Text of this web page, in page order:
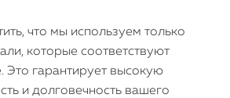
что мы используем только
которые соответствуют
Это гарантирует высокую
и долговечность вашего